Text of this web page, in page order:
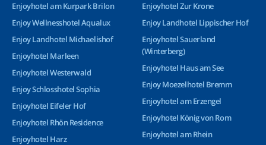
Enjoyhotel am Kurpark Brilon
Enjoy Wellnesshotel Aqualux
Enjoy Landhotel Michaelishof
Enjoyhotel Marleen
Enjoyhotel Westerwald
Enjoy Schlosshotel Sophia
Enjoyhotel Eifeler Hof
Enjoyhotel Rhön Residence
Enjoyhotel Harz
Enjoyhotel Zur Krone
Enjoy Landhotel Lippischer Hof
Enjoyhotel Sauerland
(Winterberg)
Enjoyhotel Haus am See
Enjoy Moezelhotel Bremm
Enjoyhotel am Erzengel
Enjoyhotel König von Rom
Enjoyhotel am Rhein